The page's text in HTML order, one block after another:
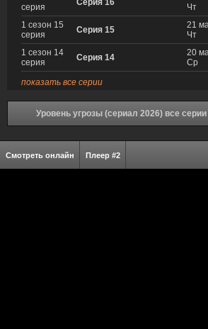
серия
Серия 16
Чт
1 сезон 15
серия
Серия 15
21
Чт
1 сезон 14
серия
Серия 14
20
Ср
показать все серии
Уровень угрозы (сериал 2026) все
Смотреть онлайн Плеер #2